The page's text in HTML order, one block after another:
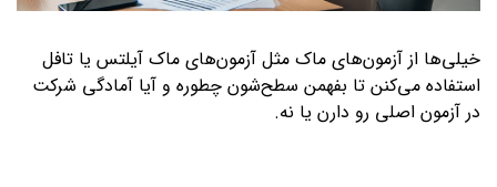
خیلی‌ها از آزمون‌های ماک مثل آزمون‌های ماک آیلتس یا تافل
استفاده می‌کنن تا بفهمن سطح‌شون چطوره و آیا آمادگی شرکت
در آزمون اصلی رو دارن یا نه.